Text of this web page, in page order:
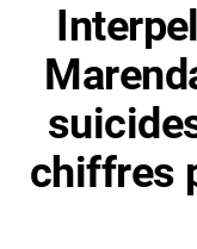
chiffres